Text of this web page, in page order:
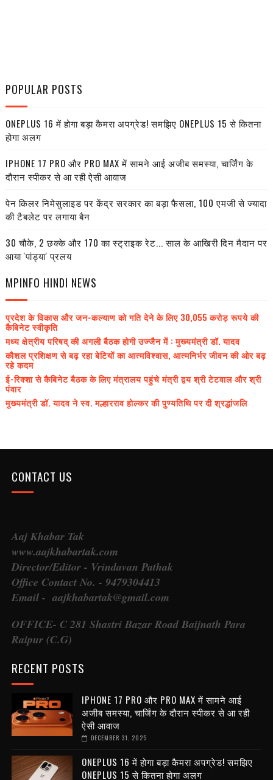
POPULAR POSTS
ONEPLUS 16 में होगा बड़ा कैमरा अपग्रेड! समझिए ONEPLUS 15 से कितना
होगा अलग
IPHONE 17 PRO और PRO MAX में सामने आई अजीब समस्या, चार्जिंग के
दौरान स्पीकर से आ रही ऐसी आवाज
पेन किलर निमेसुलाइड पर केंद्र सरकार का बड़ा फैसला, 100 एमजी से ज्यादा
की टैबलेट पर लगाया बैन
30 चौके, 2 छक्के और 170 का स्ट्राइक रेट... साल के आखिरी दिन मैदान पर
आया 'पांड्या' प्रलय
MPINFO HINDI NEWS
प्रदेश के विकास और जन-कल्याण को गति देने के लिए 30,055 करोड़ रूपये की
कैबिनेट स्वीकृति
मध्य क्षेत्रीय परिषद् की अगली बैठक होगी उज्जैन में : मुख्यमंत्री डॉ. यादव
कौशल प्रशिक्षण से बढ़ रहा बेटियों का आत्मविश्वास, आत्मनिर्भर जीवन की ओर बढ़
रहे कदम
ई-रिक्शा से कैबिनेट बैठक के लिए मंत्रालय पहुंचे मंत्री द्वय श्री टेटवाल और श्री
पंवार
मुख्यमंत्री डॉ. यादव ने स्व. मल्हारराव होल्कर की पुण्यतिथि पर दी श्रद्धांजलि
CONTACT US
Aaj Khabar Tak
www.aajkhabartak.com
Director/Editor - Vrindavan Pathak
Office Contact No. - 9479304413
Email - aajkhabartak@gmail.com
OFFICE- C 281 Shastri Bazar Road Baijnath Para
Raipur (C.G)
RECENT POSTS
IPHONE 17 PRO और PRO MAX में सामने आई
अजीब समस्या, चार्जिंग के दौरान स्पीकर से आ रही
ऐसी आवाज
DECEMBER 31, 2025
ONEPLUS 16 में होगा बड़ा कैमरा अपग्रेड! समझिए
ONEPLUS 15 से कितना होगा अलग